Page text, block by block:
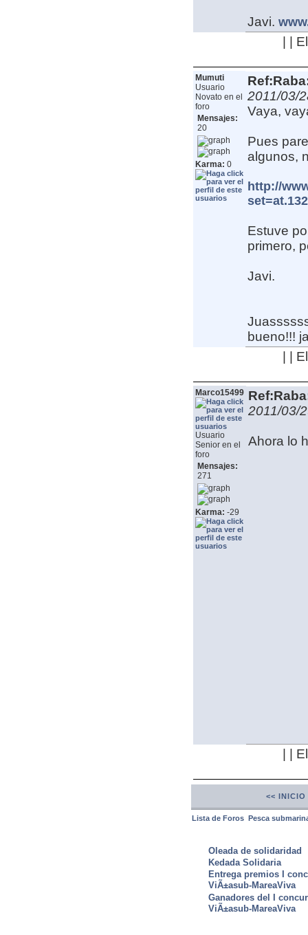
Javi.
| |
Mumuti
Usuario
Novato en el
foro
Mensajes:
20
Karma: 0
2011/03/
Vaya,
Pues
algunos,
http://
Estuve
primero,
Javi.
bueno!!!
| |
Marco15499
Usuario
Senior en el
foro
Mensajes:
271
Karma: -29
2011/03/
Ahora lo
| |
<< INICIO
Lista de Foros Pesca
Oleada de solidaridad
Kedada Solidaria
Entrega premios I
ViÃ±asub-MareaViva
Ganadores del I
ViÃ±asub-MareaViva